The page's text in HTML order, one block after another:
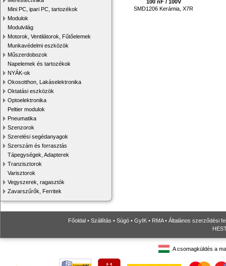
Mini PC, ipari PC, tartozékok
Modulok
Modulvilág
Motorok, Ventilátorok, Fűtőelemek
Munkavédelmi eszközök
Műszerdobozok
Napelemek és tartozékok
NYÁK-ok
Okosotthon, Lakáselektronika
Oktatási eszközök
Optoelektronika
Peltier modulok
Pneumatika
Szenzorok
Szerelési segédanyagok
Szerszám és forrasztás
Tápegységek, Adapterek
Tranzisztorok
Varisztorok
Vegyszerek, ragasztók
Zavarszűrők, Ferritek
100 nF / 100V
SMD1206 Kerámia, X7R
Főoldal • Szállítás • Súgó • GyIK • RMA• Általános szerződési
A csomagküldés a